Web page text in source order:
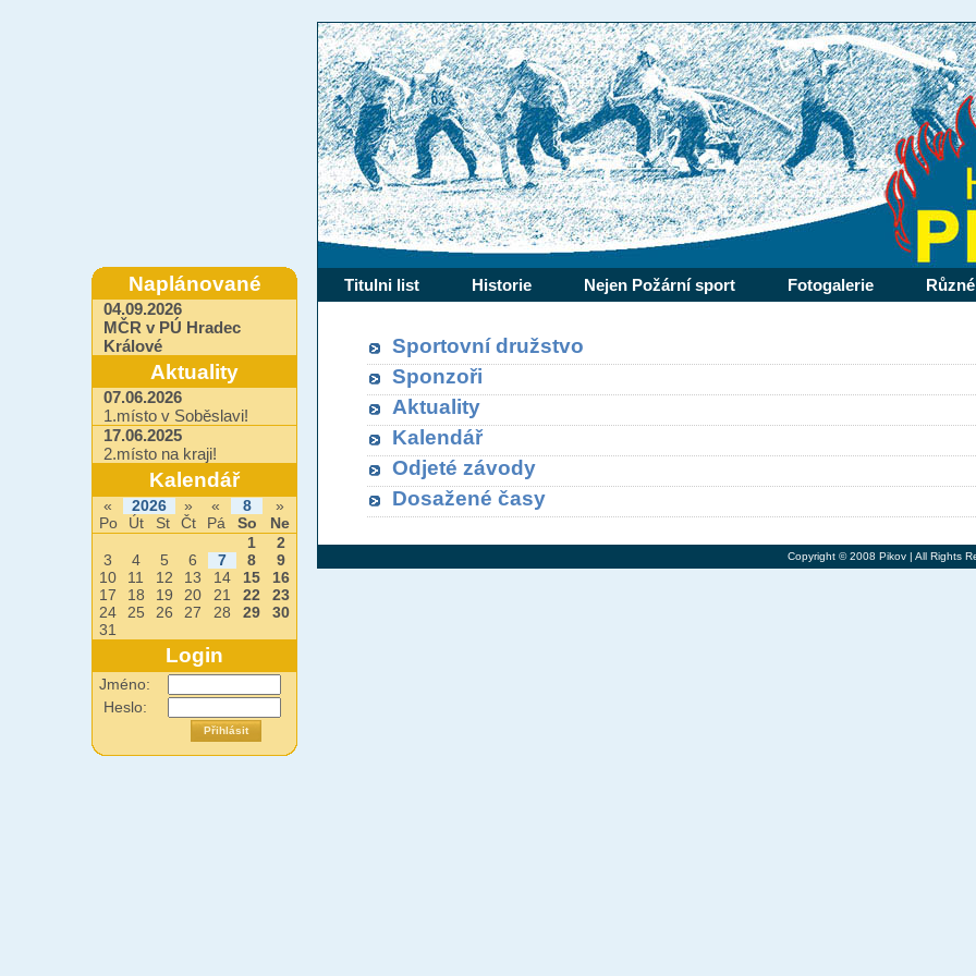
Naplánované
04.09.2026
MČR v PÚ Hradec
Králové
Aktuality
07.06.2026
1.místo v Soběslavi!
17.06.2025
2.místo na kraji!
Kalendář
« 2026 » « 8
»
Po
Út St Čt Pá So
Ne
1
2
3
4 5 6 7 8
9
10
11 12 13 14 15
16
17
18 19 20 21 22
23
24
25 26 27 28 29
30
31
Login
Jméno:
Heslo:
Titulni list Historie Nejen Požární sport Fotogalerie Různé
Sportovní družstvo
Sponzoři
Aktuality
Kalendář
Odjeté závody
Dosažené časy
Copyright © 2008 Pikov | All Rights